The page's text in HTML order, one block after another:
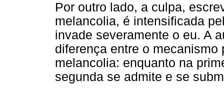
Por outro lado, a culpa,
melancolia, é intensificada
invade severamente o eu. A
diferença entre o
melancolia: enquanto na
segunda se admite e se